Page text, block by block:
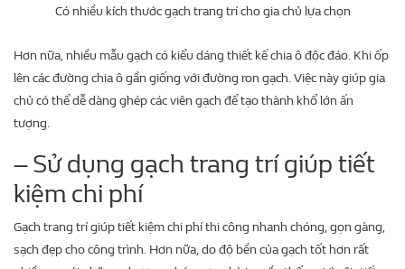
Có nhiều kích thước gạch trang trí cho gia chủ lựa chọn
Hơn nữa, nhiều mẫu gạch có kiểu dáng thiết kế chia ô độc đáo. Khi ốp
lên các đường chia ô gần giống với đường ron gạch. Việc này giúp gia
chủ có thể dễ dàng ghép các viên gạch để tạo thành khổ lớn ấn
tượng.
– Sử dụng gạch trang trí giúp tiết
kiệm chi phí
Gạch trang trí giúp tiết kiệm chi phí thi công nhanh chóng, gọn gàng,
sạch đẹp cho công trình. Hơn nữa, do độ bền của gạch tốt hơn rất